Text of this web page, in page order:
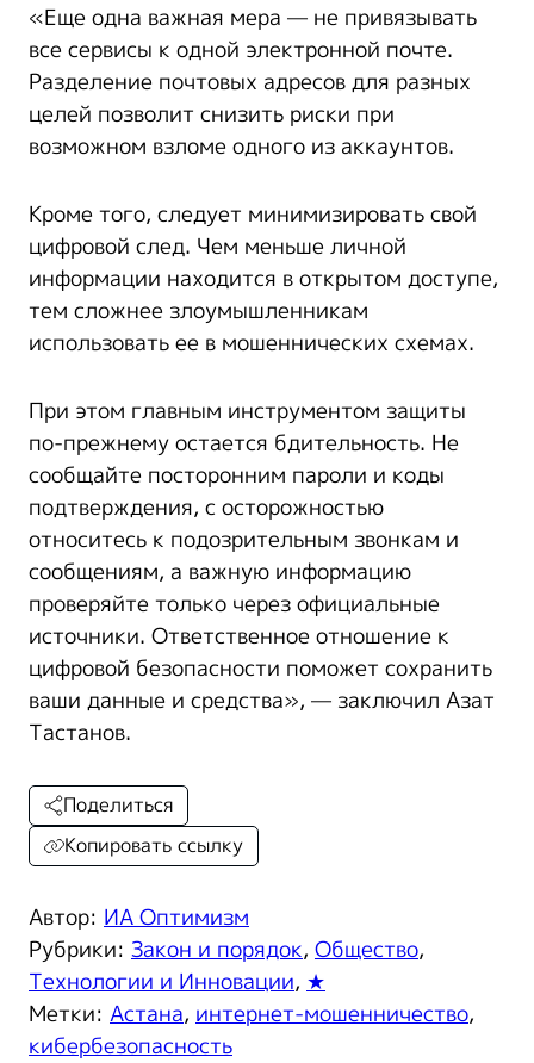
«Еще одна важная мера — не привязывать
все сервисы к одной электронной почте.
Разделение почтовых адресов для разных
целей позволит снизить риски при
возможном взломе одного из аккаунтов.
Кроме того, следует минимизировать свой
цифровой след. Чем меньше личной
информации находится в открытом доступе,
тем сложнее злоумышленникам
использовать ее в мошеннических схемах.
При этом главным инструментом защиты
по-прежнему остается бдительность. Не
сообщайте посторонним пароли и коды
подтверждения, с осторожностью
относитесь к подозрительным звонкам и
сообщениям, а важную информацию
проверяйте только через официальные
источники. Ответственное отношение к
цифровой безопасности поможет сохранить
ваши данные и средства», — заключил Азат
Тастанов.
Автор: ИА Оптимизм
Рубрики: Закон и порядок, Общество,
Технологии и Инновации, ★
Метки: Астана, интернет-мошенничество,
кибербезопасность
Поделиться
Копировать ссылку